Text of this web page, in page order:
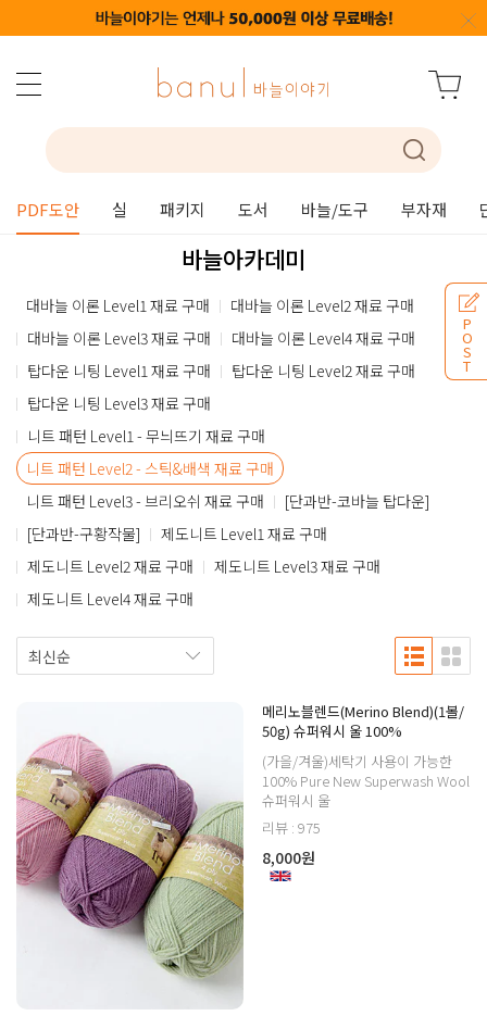
PDF도안 실 패키지 도서 바늘/도구 부자재
P
O
S
T
바늘아카데미
대바늘 이론 Level1 재료 구매
대바늘 이론 Level2 재료 구매
대바늘 이론 Level3 재료 구매
대바늘 이론 Level4 재료 구매
탑다운 니팅 Level1 재료 구매
탑다운 니팅 Level2 재료 구매
탑다운 니팅 Level3 재료 구매
니트 패턴 Level1 - 무늬뜨기 재료 구매
니트 패턴 Level2 - 스틱&배색 재료 구매
니트 패턴 Level3 - 브리오쉬 재료 구매
[단과반-코바늘 탑다운]
[단과반-구황작물]
제도니트 Level1 재료 구매
제도니트 Level2 재료 구매
제도니트 Level3 재료 구매
제도니트 Level4 재료 구매
메리노블렌드(Merino Blend)(1볼/
50g) 슈퍼워시 울 100%
(가을/겨울)세탁기 사용이 가능한
100% Pure New Superwash Wool
슈퍼워시 울
리뷰 : 975
8,000원